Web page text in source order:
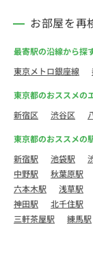
お部屋を再
最寄駅の沿線から探
東京メトロ銀座線
東京都のおススメの
新宿区
渋谷区
東京都のおススメの
新宿駅
池袋駅
中野駅
秋葉原駅
六本木駅
浅草駅
神田駅
北千住駅
三軒茶屋駅
練馬駅